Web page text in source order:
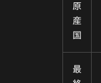
原
産
国
最